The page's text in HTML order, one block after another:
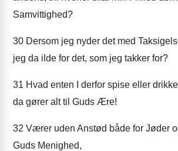
Samvittighed?
30 Dersom jeg nyder det med
jeg da ilde for det, som jeg takker for?
31 Hvad enten I derfor spise eller
da gører alt til Guds Ære!
32 Værer uden Anstød både for Jøder
Guds Menighed,